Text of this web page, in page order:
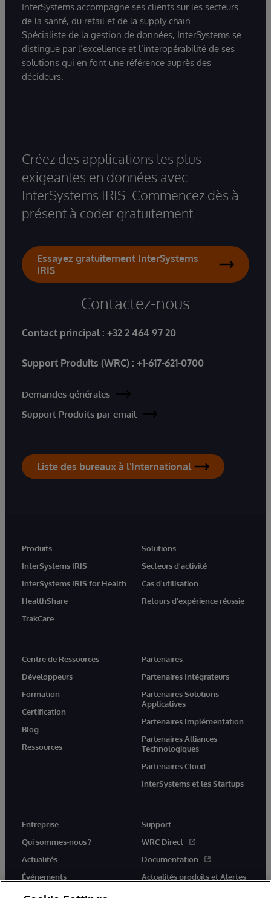
InterSystems accompagne ses clients sur les secteurs
de la santé, du retail et de la supply chain.
Spécialiste de la gestion de données, InterSystems se
distingue par l’excellence et l’interopérabilité de ses
solutions qui en font une référence auprès des
décideurs.
Créez des applications les plus
exigeantes en données avec
InterSystems IRIS. Commencez dès à
présent à coder gratuitement.
Essayez gratuitement InterSystems
IRIS
Contactez-nous
Contact principal : +32 2 464 97 20
Support Produits (WRC) : +1-617-621-0700
Demandes générales
Support Produits par email
Liste des bureaux à l'International
Produits
InterSystems IRIS
InterSystems IRIS for Health
HealthShare
TrakCare
Solutions
Secteurs d'activité
Cas d'utilisation
Retours d'expérience réussie
Centre de Ressources
Développeurs
Formation
Certification
Blog
Ressources
Partenaires
Partenaires Intégrateurs
Partenaires Solutions
Applicatives
Partenaires Implémentation
Partenaires Alliances
Technologiques
Partenaires Cloud
InterSystems et les Startups
Entreprise
Qui sommes-nous ?
Actualités
Événements
Rejoignez-nous
Support
WRC Direct
Documentation
Actualités produits et Alertes